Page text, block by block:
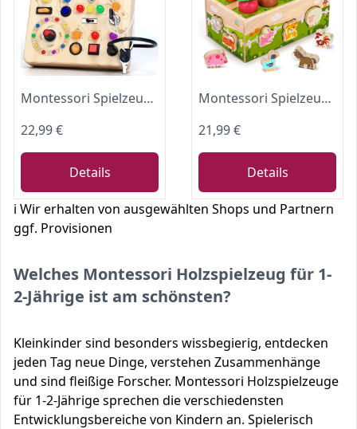
Montessori Spielzeug Busy Board ab 1 Jahr Activity Board aus Holz
22,99 €
Details
Montessori Spielzeug ab 1 Jahr, Geschenk 1 2 3 Jahr Jungen Mädchen
21,99 €
Details
ℹ️ Wir erhalten von ausgewählten Shops und Partnern
ggf. Provisionen
Welches Montessori Holzspielzeug für 1-
2-Jährige ist am schönsten?
Kleinkinder sind besonders wissbegierig, entdecken
jeden Tag neue Dinge, verstehen Zusammenhänge
und sind fleißige Forscher. Montessori Holzspielzeuge
für 1-2-Jährige sprechen die verschiedensten
Entwicklungsbereiche von Kindern an. Spielerisch